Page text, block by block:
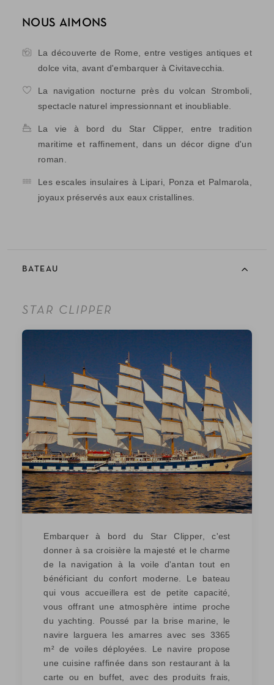
NOUS AIMONS
La découverte de Rome, entre vestiges antiques et
dolce vita, avant d'embarquer à Civitavecchia.
La navigation nocturne près du volcan Stromboli,
spectacle naturel impressionnant et inoubliable.
La vie à bord du Star Clipper, entre tradition
maritime et raffinement, dans un décor digne d'un
roman.
Les escales insulaires à Lipari, Ponza et Palmarola,
joyaux préservés aux eaux cristallines.
BATEAU
STAR CLIPPER
Embarquer à bord du Star Clipper, c'est
donner à sa croisière la majesté et le charme
de la navigation à la voile d'antan tout en
bénéficiant du confort moderne. Le bateau
qui vous accueillera est de petite capacité,
vous offrant une atmosphère intime proche
du yachting. Poussé par la brise marine, le
navire larguera les amarres avec ses 3365
m² de voiles déployées. Le navire propose
une cuisine raffinée dans son restaurant à la
carte ou en buffet, avec des produits frais,